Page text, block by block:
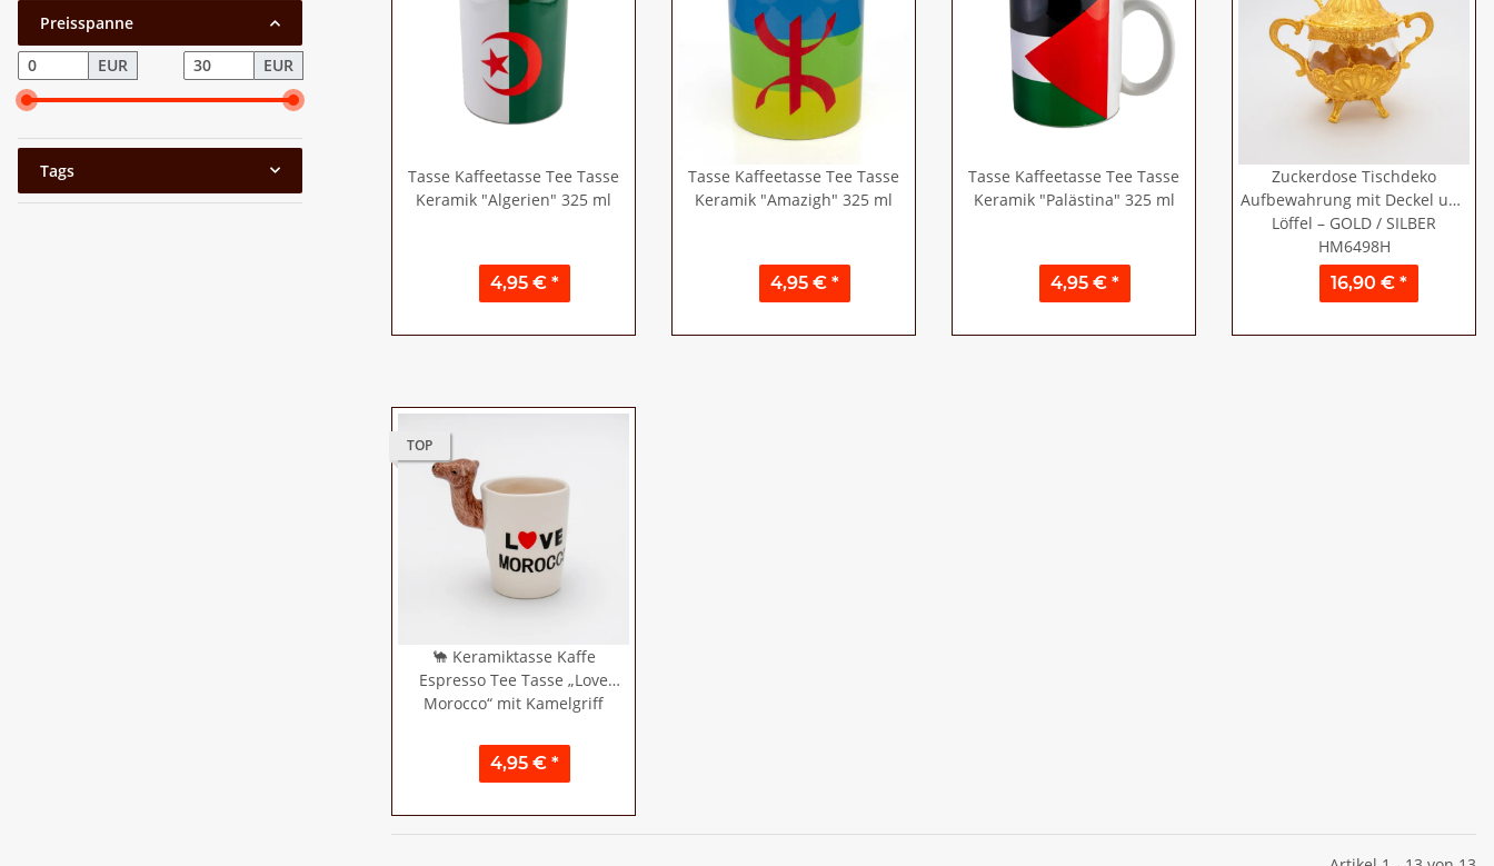
Tasse Kaffeetasse Tee Tasse
Keramik "Algerien" 325 ml
4,95 € *
Tasse Kaffeetasse Tee Tasse
Keramik "Amazigh" 325 ml
4,95 € *
Tasse Kaffeetasse Tee Tasse
Keramik "Palästina" 325 ml
4,95 € *
Zuckerdose Tischdeko
Aufbewahrung mit Deckel und
Löffel – GOLD / SILBER
HM6498H
16,90 € *
TOP
🐪 Keramiktasse Kaffe
Espresso Tee Tasse „Love
Morocco“ mit Kamelgriff
4,95 € *
Preisspanne
EUR EUR
Tags